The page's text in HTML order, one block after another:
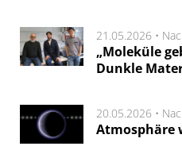
21.05.2026 •
„Moleküle
Dunkle
20.05.2026 •
Atmosphäre